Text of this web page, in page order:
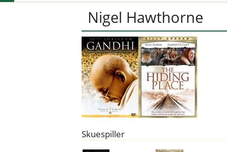
Nigel Hawthorne
Skuespiller